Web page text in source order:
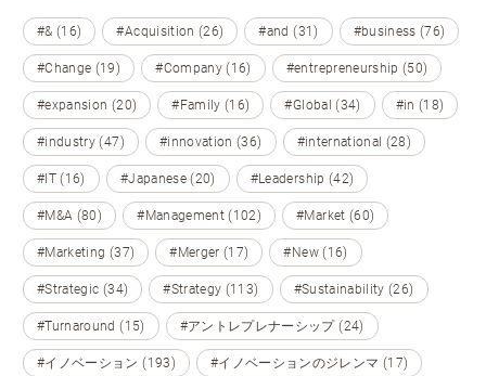
#& (16) #Acquisition (26) #and (31) #business (76)
#Change (19) #Company (16) #entrepreneurship (50)
#expansion (20) #Family (16) #Global (34) #in (18)
#industry (47) #innovation (36) #international (28)
#IT (16) #Japanese (20) #Leadership (42)
#M&A (80) #Management (102) #Market (60)
#Marketing (37) #Merger (17) #New (16)
#Strategic (34) #Strategy (113) #Sustainability (26)
#Turnaround (15) #アントレプレナーシップ (24)
#イノベーション (193) #イノベーションのジレンマ (17)